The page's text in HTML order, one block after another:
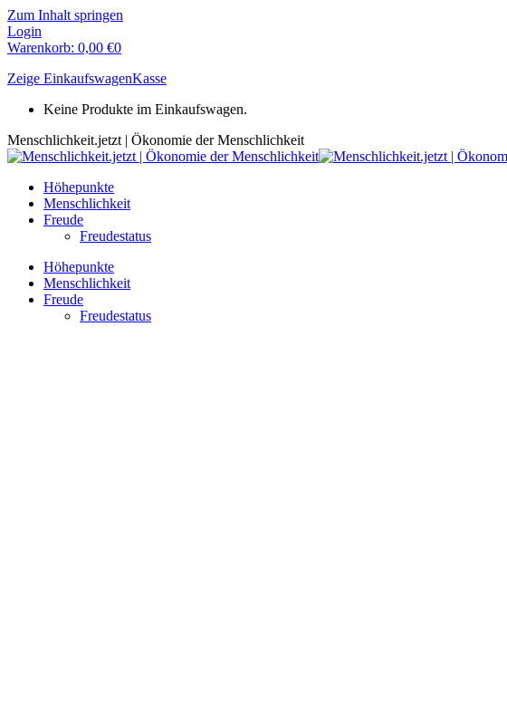
Zum Inhalt springen
Login
Warenkorb: 0,00 €0
Zeige EinkaufswagenKasse
Keine Produkte im Einkaufswagen.
Menschlichkeit.jetzt | Ökonomie der Menschlichkeit
Höhepunkte
Menschlichkeit
Freude
Freudestatus
Höhepunkte
Menschlichkeit
Freude
Freudestatus